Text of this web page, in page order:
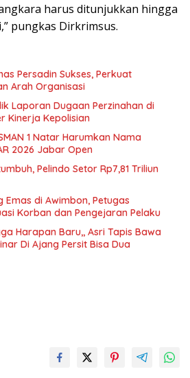
harus ditunjukkan hingga
pungkas Dirkrimsus.
Persadin Sukses, Perkuat
Arah Organisasi
Laporan Dugaan Perzinahan di
Kinerja Kepolisian
1 Natar Harumkan Nama
2026 Jabar Open
Pelindo Setor Rp7,81 Triliun
Emas di Awimbon, Petugas
Korban dan Pengejaran Pelaku
Harapan Baru,, Asri Tapis Bawa
Di Ajang Persit Bisa Dua